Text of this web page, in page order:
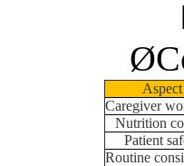
Ø
Aspect
Caregiver
Nutrition
Patient
Routine